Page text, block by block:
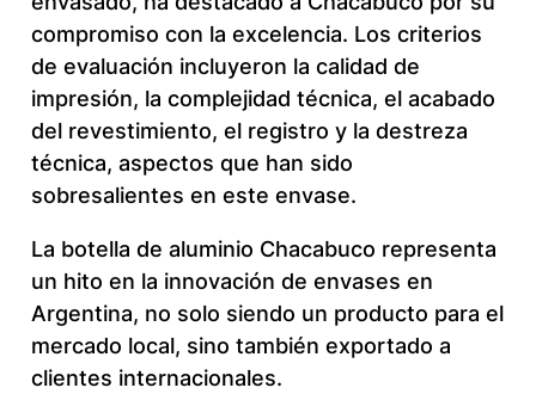
compromiso con la excelencia. Los criterios
de evaluación incluyeron la calidad de
impresión, la complejidad técnica, el acabado
del revestimiento, el registro y la destreza
técnica, aspectos que han sido
sobresalientes en este envase.
La botella de aluminio Chacabuco representa
un hito en la innovación de envases en
Argentina, no solo siendo un producto para el
mercado local, sino también exportado a
clientes internacionales.